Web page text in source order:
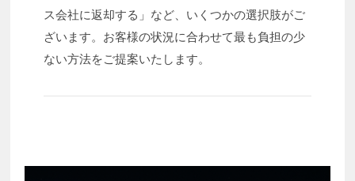
ス会社に返却する」など、いくつかの選択肢がご
ざいます。お客様の状況に合わせて最も負担の少
ない方法をご提案いたします。